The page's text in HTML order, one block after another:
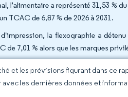
l'alimentaire a représenté 31,53 %
TCAC de 6,87 % de 2026 à 2031.
la flexographie a
de 7,01 % alors que les marques
et les prévisions figurant dans ce
avec les dernières données et